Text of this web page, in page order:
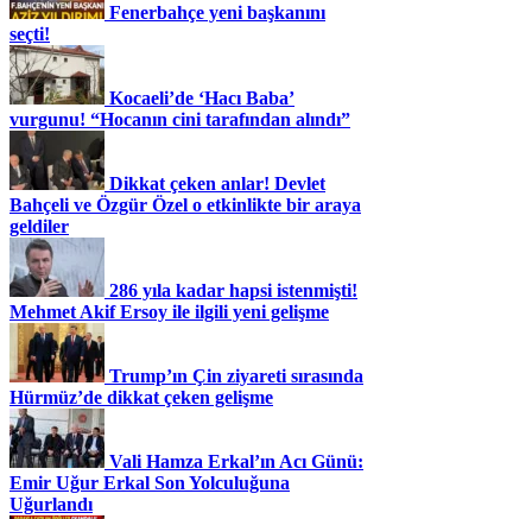
Fenerbahçe yeni başkanını
seçti!
Kocaeli’de ‘Hacı Baba’
vurgunu! “Hocanın cini tarafından alındı”
Dikkat çeken anlar! Devlet
Bahçeli ve Özgür Özel o etkinlikte bir araya
geldiler
286 yıla kadar hapsi istenmişti!
Mehmet Akif Ersoy ile ilgili yeni gelişme
Trump’ın Çin ziyareti sırasında
Hürmüz’de dikkat çeken gelişme
Vali Hamza Erkal’ın Acı Günü:
Emir Uğur Erkal Son Yolculuğuna
Uğurlandı